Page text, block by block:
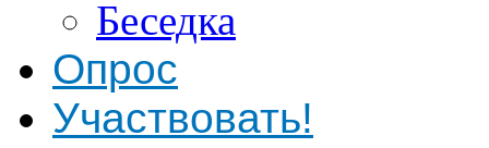
Беседка
Опрос
Участвовать!